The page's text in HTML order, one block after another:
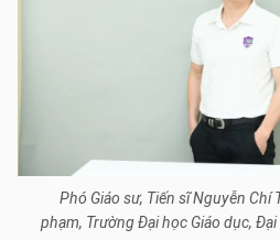
Phó Giáo sư, Tiến sĩ Nguyễn Chí
phạm, Trường Đại học Giáo dục,